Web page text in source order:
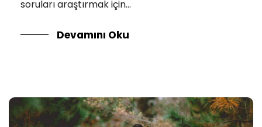
soruları araştırmak için...
Devamını Oku